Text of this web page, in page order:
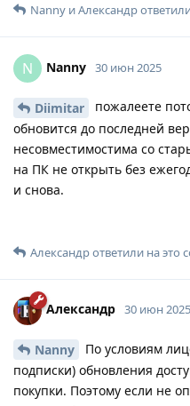
Nanny иАлександр
N Nanny 30 июн 2025
Diimitar
пожалеете
обновится до последней
несовместимостима со
на ПК не открыть без
и снова.
Александрответили на это
Александр 30 июн 2025
Nanny
По условиям
подписки) обновления
покупки. Поэтому если не